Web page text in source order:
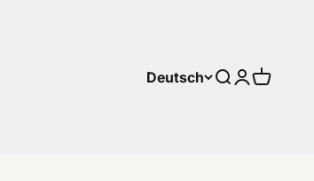
Deutsch SucheAnmelden